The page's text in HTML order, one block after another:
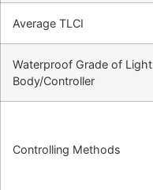
Average TLCI
Waterproof Grade of Light
Body/Controller
Controlling Methods